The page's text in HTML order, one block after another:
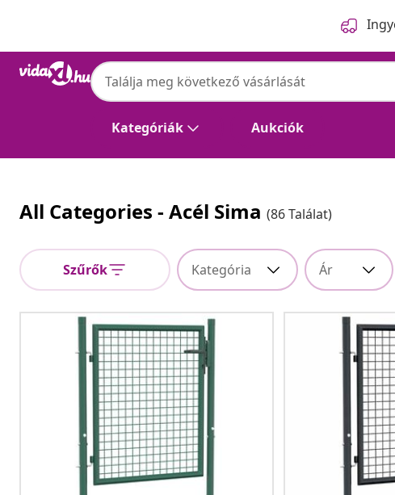
Kategóriák Aukciók
All Categories - Acél Sima (86 Találat)
Szűrők Kategória Ár